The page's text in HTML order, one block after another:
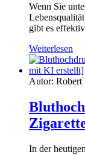
Wenn Sie
gibt es
Weiterlesen
Autor: Robert
In der